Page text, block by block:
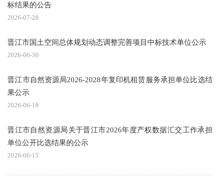
标结果的公告
2026-07-28
晋江市国土空间总体规划动态调整完善项目中标技术单位公示
2026-06-30
晋江市自然资源局2026-2028年复印机租赁服务承担单位比选结
果公示
2026-06-18
晋江市自然资源局关于晋江市2026年度产权数据汇交工作承担
单位公开比选结果的公示
2026-06-15